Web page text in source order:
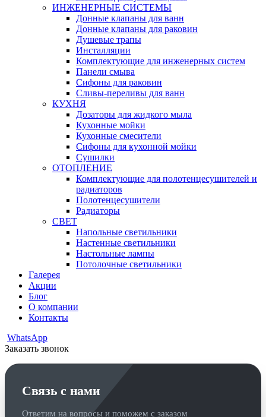
ИНЖЕНЕРНЫЕ СИСТЕМЫ
Донные клапаны для ванн
Донные клапаны для раковин
Душевые трапы
Инсталляции
Комплектующие для инженерных систем
Панели смыва
Сифоны для раковин
Сливы-переливы для ванн
КУХНЯ
Дозаторы для жидкого мыла
Кухонные мойки
Кухонные смесители
Сифоны для кухонной мойки
Сушилки
ОТОПЛЕНИЕ
Комплектующие для полотенцесушителей и
радиаторов
Полотенцесушители
Радиаторы
СВЕТ
Напольные светильники
Настенные светильники
Настольные лампы
Потолочные светильники
Галерея
Акции
Блог
О компании
Контакты
WhatsApp
Заказать звонок
Связь с нами
Ответим на вопросы и поможем с заказом